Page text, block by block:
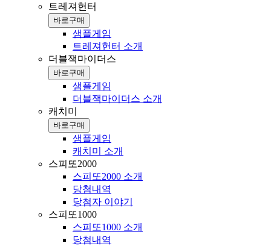
트레져헌터
바로구매
샘플게임
트레져헌터 소개
더블잭마이더스
바로구매
샘플게임
더블잭마이더스 소개
캐치미
바로구매
샘플게임
캐치미 소개
스피또2000
스피또2000 소개
당첨내역
당첨자 이야기
스피또1000
스피또1000 소개
당첨내역